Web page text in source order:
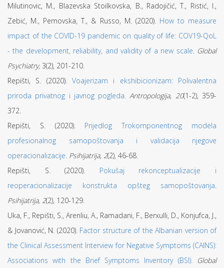
Milutinovic, M., Blazevska Stoilkovska, B., Radojičić, T., Ristić, I.,
Zebić, M., Pemovska, T., & Russo, M. (2020). How to measure
impact of the COVID-19 pandemic on quality of life: COV19-QoL
- the development, reliability, and validity of a new scale. Global
Psychiatry, 3(2), 201-210.
Repišti, S. (2020). Voajerizam i ekshibicionizam: Polivalentna
priroda privatnog i javnog pogleda. Antropologija, 20(1-2), 359-
372.
Repišti, S. (2020). Prijedlog Trokomponentnog modela
profesionalnog samopoštovanja i validacija njegove
operacionalizacije. Psihijatrija, 2(2), 46-68.
Repišti, S. (2020). Pokušaj rekonceptualizacije i
reoperacionalizacije konstrukta opšteg samopoštovanja.
Psihijatrija, 2(2), 120-129.
Uka, F., Repišti, S., Arenliu, A., Ramadani, F., Berxulli, D., Konjufca, J.,
& Jovanović, N. (2020). Factor structure of the Albanian version of
the Clinical Assessment Interview for Negative Symptoms (CAINS):
Associations with the Brief Symptoms Inventory (BSI). Global